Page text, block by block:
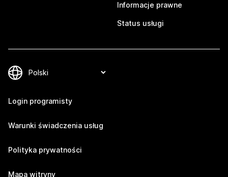
Informacje prawne
Status usługi
Login programisty
Warunki świadczenia usług
Polityka prywatności
Mapa witryny